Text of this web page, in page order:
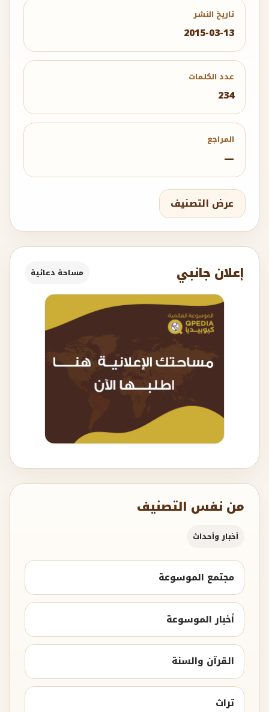
تاريخ النشر
2015-03-13
عدد الكلمات
234
المراجع
—
عرض التصنيف
إعلان جانبي مساحة دعائية
من نفس التصنيف
أخبار وأحداث
مجتمع الموسوعة
أخبار الموسوعة
القرآن والسنة
تراث